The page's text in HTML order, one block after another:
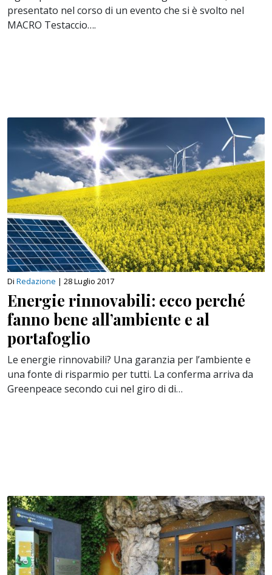
presentato nel corso di un evento che si è svolto nel
MACRO Testaccio….
Di Redazione | 28 Luglio 2017
​Energie rinnovabili: ecco perché
fanno bene all’ambiente e al
portafoglio
Le energie rinnovabili? Una garanzia per l’ambiente e
una fonte di risparmio per tutti. La conferma arriva da
Greenpeace secondo cui nel giro di di…